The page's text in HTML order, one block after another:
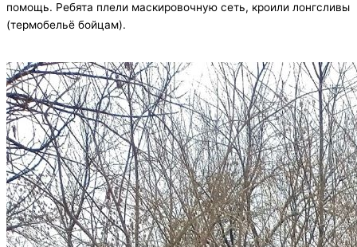
помощь. Ребята плели маскировочную сеть, кроили лонгсливы
(термобельё бойцам).